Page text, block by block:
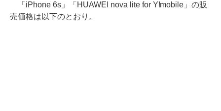
「iPhone 6s」「HUAWEI nova lite for Y!mobile」の販
売価格は以下のとおり。